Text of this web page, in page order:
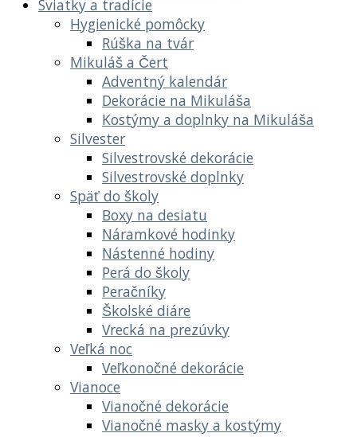
Sviatky a tradície
Hygienické pomôcky
Rúška na tvár
Mikuláš a Čert
Adventný kalendár
Dekorácie na Mikuláša
Kostýmy a doplnky na Mikuláša
Silvester
Silvestrovské dekorácie
Silvestrovské doplnky
Späť do školy
Boxy na desiatu
Náramkové hodinky
Nástenné hodiny
Perá do školy
Peračníky
Školské diáre
Vrecká na prezúvky
Veľká noc
Veľkonočné dekorácie
Vianoce
Vianočné dekorácie
Vianočné masky a kostýmy